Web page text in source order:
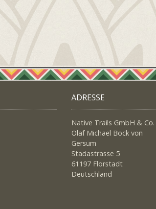
ADRESSE
Native Trails GmbH & Co.
Olaf Michael Bock von
Gersum
Stadastrasse 5
61197 Florstadt
Deutschland